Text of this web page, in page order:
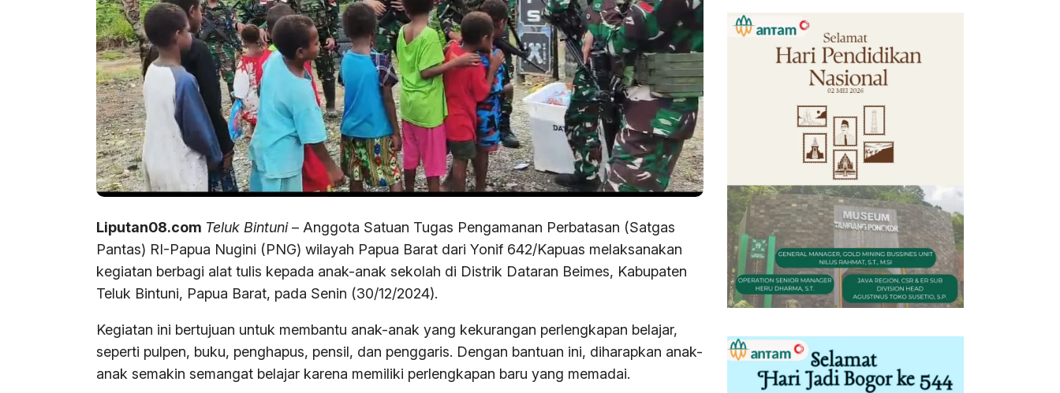
Liputan08.com Teluk Bintuni– Anggota Satuan Tugas Pengamanan Perbatasan (Satgas
Pantas) RI-Papua Nugini (PNG) wilayah Papua Barat dari Yonif 642/Kapuas melaksanakan
kegiatan berbagi alat tulis kepada anak-anak sekolah di Distrik Dataran Beimes, Kabupaten
Teluk Bintuni, Papua Barat, pada Senin (30/12/2024).
Kegiatan ini bertujuan untuk membantu anak-anak yang kekurangan perlengkapan belajar,
seperti pulpen, buku, penghapus, pensil, dan penggaris. Dengan bantuan ini, diharapkan anak-
anak semakin semangat belajar karena memiliki perlengkapan baru yang memadai.